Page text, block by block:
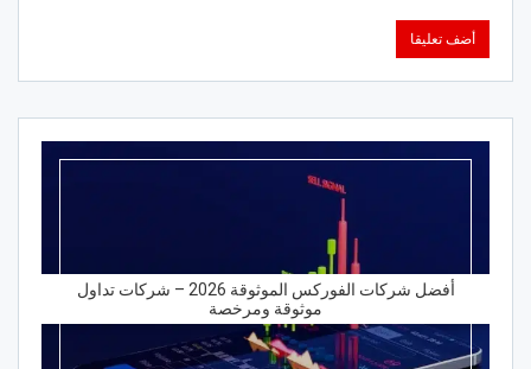
أفضل شركات الفوركس الموثوقة 2026 – شركات تداول
موثوقة ومرخصة